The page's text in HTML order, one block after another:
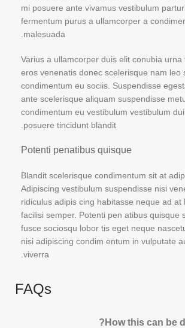
mi posuere ante vivamus vestibulum
fermentum purus a ullamcorper a
malesuada.
Varius a ullamcorper duis elit conubia urna
eros venenatis donec scelerisque nam leo
condimentum eu sociis. Suspendisse
ante scelerisque aliquam suspendisse
condimentum eu vestibulum vestibulum dui
posuere tincidunt blandit.
Potenti penatibus quisque
Blandit scelerisque condimentum sit at
Adipiscing vestibulum suspendisse nisi
ridiculus adipis cing habitasse neque ad at
facilisi semper. Potenti pen atibus quisque
fusce sociosqu lobor tis eget neque
nisi adipiscing condim entum in vulputate
viverra.
FAQs
How this can be